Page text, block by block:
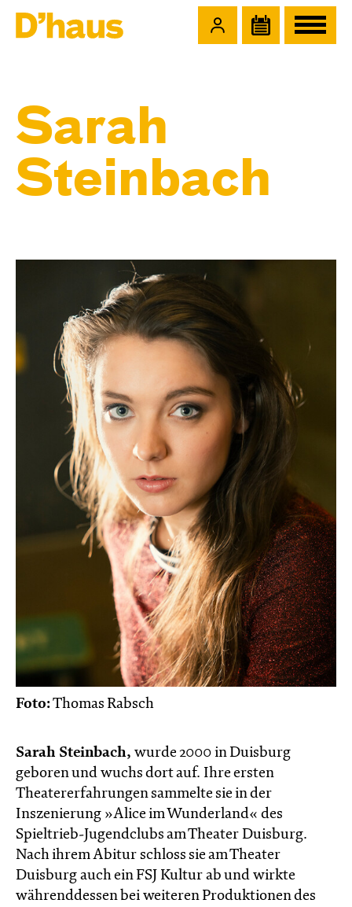
Sarah
Steinbach
Foto:Thomas Rabsch
Sarah Steinbach, wurde 2000 in Duisburg
geboren und wuchs dort auf. Ihre ersten
Theatererfahrungen sammelte sie in der
Inszenierung »Alice im Wunderland« des
Spieltrieb-Jugendclubs am Theater Duisburg.
Nach ihrem Abitur schloss sie am Theater
Duisburg auch ein FSJ Kultur ab und wirkte
währenddessen bei weiteren Produktionen des